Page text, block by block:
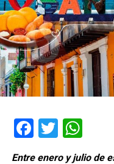
Facebook
Twitter
Entre enero y julio de